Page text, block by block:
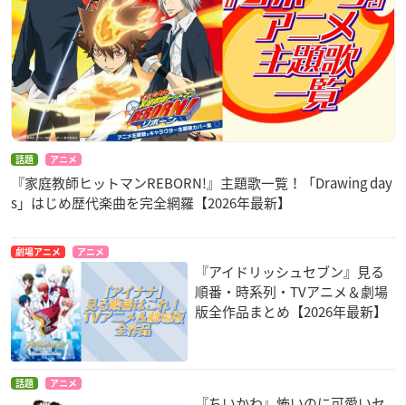
話題 アニメ
『家庭教師ヒットマンREBORN!』主題歌一覧！「Drawing day
s」はじめ歴代楽曲を完全網羅【2026年最新】
劇場アニメ アニメ
『アイドリッシュセブン』見る
順番・時系列・TVアニメ＆劇場
版全作品まとめ【2026年最新】
話題 アニメ